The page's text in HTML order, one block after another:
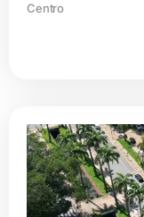
Centro